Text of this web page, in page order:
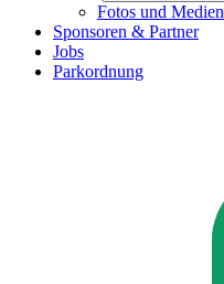
Fotos und Medien
Sponsoren & Partner
Jobs
Parkordnung